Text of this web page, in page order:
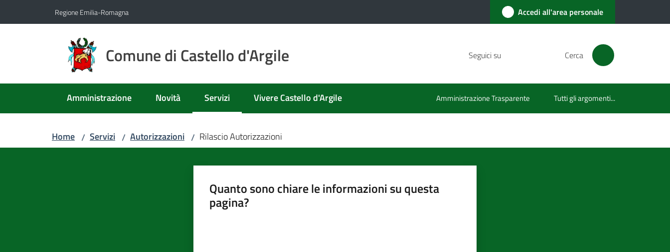
Regione Emilia-Romagna Accedi all'area personale
Comune di Castello d'Argile Seguici su Cerca
Amministrazione Novità Servizi
Menu selezionatoVivere Castello d'Argile Amministrazione Trasparente Tutti gli argomenti...
Home / Servizi / Autorizzazioni / Rilascio Autorizzazioni
Quanto sono chiare le informazioni su questa
pagina?